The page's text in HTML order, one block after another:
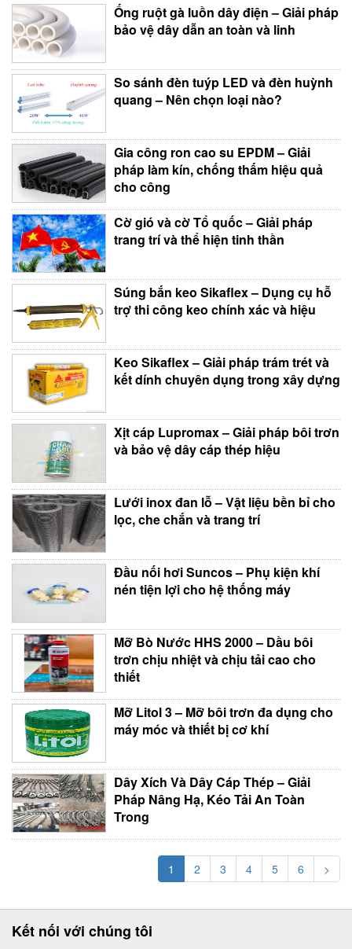
Ống ruột gà luồn dây điện – Giải pháp
bảo vệ dây dẫn an toàn và linh
So sánh đèn tuýp LED và đèn huỳnh
quang – Nên chọn loại nào?
Gia công ron cao su EPDM – Giải
pháp làm kín, chống thấm hiệu quả
cho công
Cờ gió và cờ Tổ quốc – Giải pháp
trang trí và thể hiện tinh thần
Súng bắn keo Sikaflex – Dụng cụ hỗ
trợ thi công keo chính xác và hiệu
Keo Sikaflex – Giải pháp trám trét và
kết dính chuyên dụng trong xây dựng
Xịt cáp Lupromax – Giải pháp bôi trơn
và bảo vệ dây cáp thép hiệu
Lưới inox đan lỗ – Vật liệu bền bỉ cho
lọc, che chắn và trang trí
Đầu nối hơi Suncos – Phụ kiện khí
nén tiện lợi cho hệ thống máy
Mỡ Bò Nước HHS 2000 – Dầu bôi
trơn chịu nhiệt và chịu tải cao cho
thiết
Mỡ Litol 3 – Mỡ bôi trơn đa dụng cho
máy móc và thiết bị cơ khí
Dây Xích Và Dây Cáp Thép – Giải
Pháp Nâng Hạ, Kéo Tải An Toàn
Trong
1 2 3 4 5 6 >
Kết nối với chúng tôi